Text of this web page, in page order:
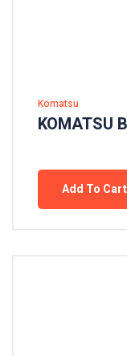
Komatsu
KOMATSU
Add To Cart